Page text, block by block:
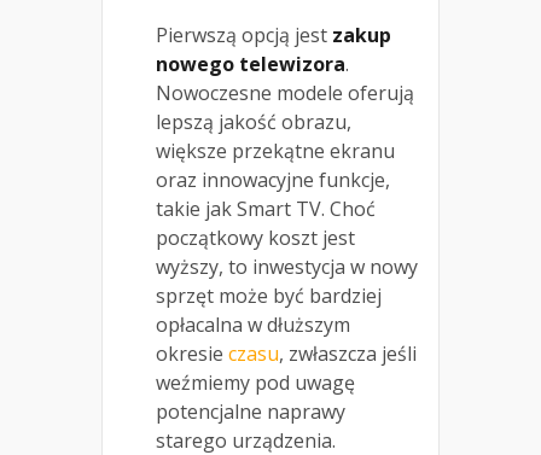
Pierwszą opcją jest zakup
nowego telewizora.
Nowoczesne modele oferują
lepszą jakość obrazu,
większe przekątne ekranu
oraz innowacyjne funkcje,
takie jak Smart TV. Choć
początkowy koszt jest
wyższy, to inwestycja w nowy
sprzęt może być bardziej
opłacalna w dłuższym
okresie czasu, zwłaszcza jeśli
weźmiemy pod uwagę
potencjalne naprawy
starego urządzenia.